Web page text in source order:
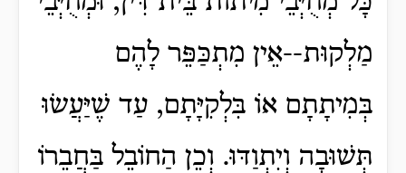
מַלְקוּת--אֵין מִתְכַּפֵּר לָהֶם
בְּמִיתָתָם אוֹ בִּלְקִיָּתָם, עַד שֶׁיַּעֲשׂוּ
תְּשׁוּבָה וְיִתְוַדּוּ. וְכֵן הַחוֹבֵל בַּחֲבֵרוֹ